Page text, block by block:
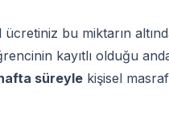
bu miktarın
kayıtlı olduğu
süreyle kişisel